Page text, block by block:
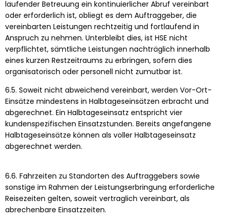
laufender Betreuung ein kontinuierlicher Abruf vereinbart
oder erforderlich ist, obliegt es dem Auftraggeber, die
vereinbarten Leistungen rechtzeitig und fortlaufend in
Anspruch zu nehmen. Unterbleibt dies, ist HSE nicht
verpflichtet, sämtliche Leistungen nachträglich innerhalb
eines kurzen Restzeitraums zu erbringen, sofern dies
organisatorisch oder personell nicht zumutbar ist.
6.5. Soweit nicht abweichend vereinbart, werden Vor-Ort-
Einsätze mindestens in Halbtageseinsätzen erbracht und
abgerechnet. Ein Halbtageseinsatz entspricht vier
kundenspezifischen Einsatzstunden. Bereits angefangene
Halbtageseinsätze können als voller Halbtageseinsatz
abgerechnet werden.
6.6. Fahrzeiten zu Standorten des Auftraggebers sowie
sonstige im Rahmen der Leistungserbringung erforderliche
Reisezeiten gelten, soweit vertraglich vereinbart, als
abrechenbare Einsatzzeiten.